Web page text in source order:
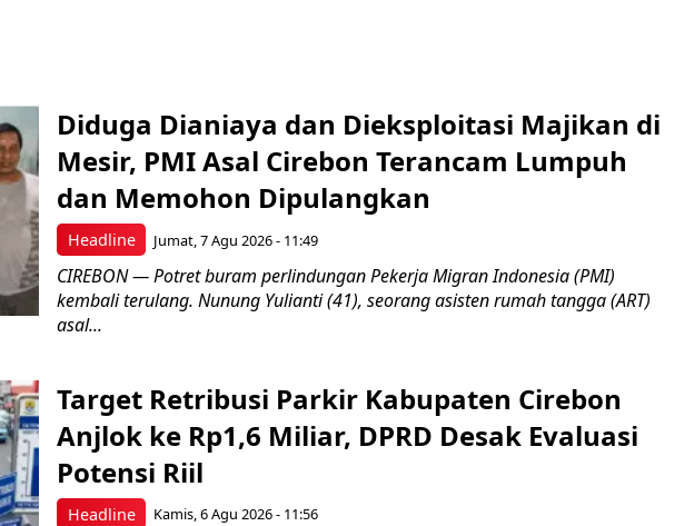
Headline
Diduga Dianiaya dan Dieksploitasi Majikan di
Mesir, PMI Asal Cirebon Terancam Lumpuh
dan Memohon Dipulangkan
Jumat, 7 Agu 2026 - 11:49
CIREBON — Potret buram perlindungan Pekerja Migran Indonesia (PMI)
kembali terulang. Nunung Yulianti (41), seorang asisten rumah tangga (ART)
asal...
Headline
Target Retribusi Parkir Kabupaten Cirebon
Anjlok ke Rp1,6 Miliar, DPRD Desak Evaluasi
Potensi Riil
Kamis, 6 Agu 2026 - 11:56